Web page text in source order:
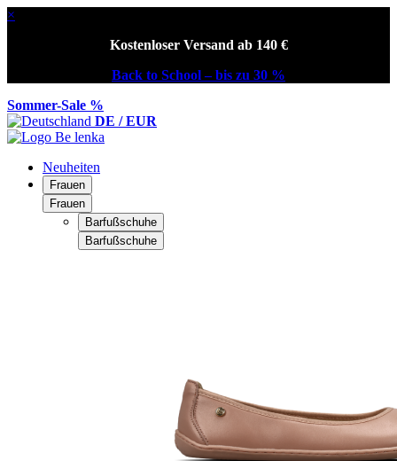
×
Kostenloser Versand ab 140 €
Back to School – bis zu 30 %
Sommer-Sale %
DE / EUR
Neuheiten
Frauen
Frauen
Barfußschuhe
Barfußschuhe